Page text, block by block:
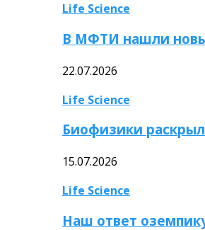
Life Science
В МФТИ нашли
22.07.2026
Life Science
Биофизики
15.07.2026
Life Science
Наш ответ